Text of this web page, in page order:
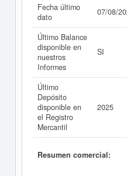
Fecha último
dato
07/08/
Último Balance
disponible en
nuestros
Informes
SI
Último
Depósito
disponible en
el Registro
Mercantil
2025
Resumen comercial: